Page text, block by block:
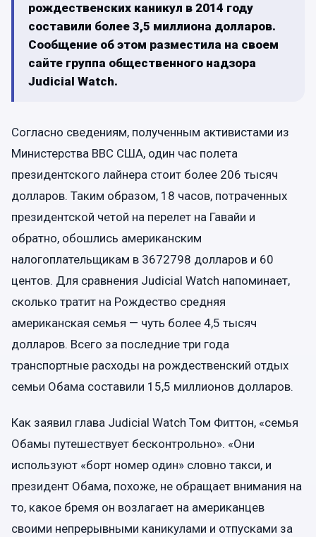
рождественских каникул в 2014 году
составили более 3,5 миллиона долларов.
Сообщение об этом разместила на своем
сайте группа общественного надзора
Judicial Watch.
Согласно сведениям, полученным активистами из
Министерства ВВС США, один час полета
президентского лайнера стоит более 206 тысяч
долларов. Таким образом, 18 часов, потраченных
президентской четой на перелет на Гавайи и
обратно, обошлись американским
налогоплательщикам в 3672798 долларов и 60
центов. Для сравнения Judicial Watch напоминает,
сколько тратит на Рождество средняя
американская семья — чуть более 4,5 тысяч
долларов. Всего за последние три года
транспортные расходы на рождественский отдых
семьи Обама составили 15,5 миллионов долларов.
Как заявил глава Judicial Watch Том Фиттон, «семья
Обамы путешествует бесконтрольно». «Они
используют «борт номер один» словно такси, и
президент Обама, похоже, не обращает внимания на
то, какое бремя он возлагает на американцев
своими непрерывными каникулами и отпусками за